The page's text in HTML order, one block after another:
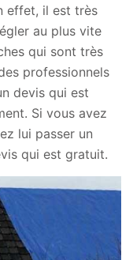
effet, il est très
au plus vite
qui sont très
professionnels
devis qui est
Si vous avez
lui passer un
qui est gratuit.